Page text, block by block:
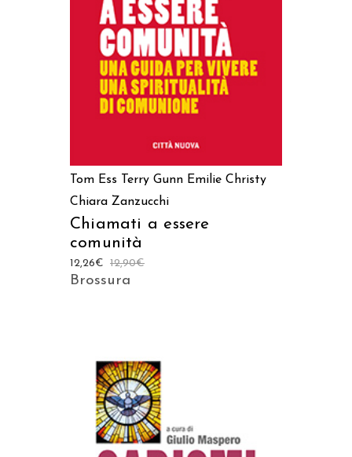
AGGIUNGI AL CARRELLO
Tom Ess Terry Gunn Emilie Christy
Chiara Zanzucchi
Chiamati a essere
comunità
12,90€
12,26€
Brossura